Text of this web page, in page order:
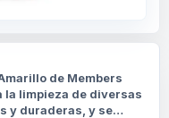
de Members
la limpieza de diversas
y duraderas, y se